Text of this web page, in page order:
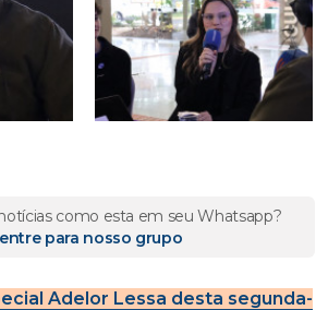
como esta em seu Whatsapp?
para nosso grupo
Adelor Lessa desta segunda-